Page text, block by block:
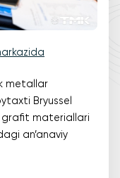
metallar
Bryussel
grafit materiallari
an’anaviy